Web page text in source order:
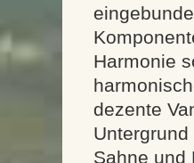
Harmonie
dezente
Sahne und